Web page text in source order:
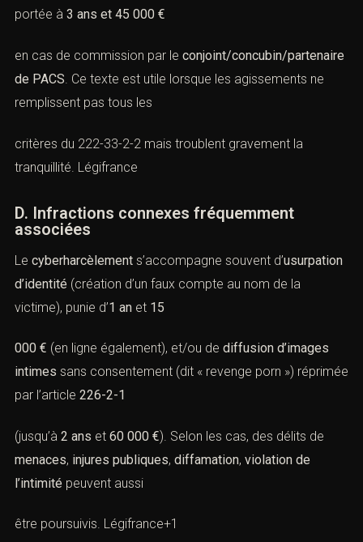
portée à 3 ans et 45 000 €
en cas de commission par le conjoint/concubin/partenaire
de PACS. Ce texte est utile lorsque les agissements ne
remplissent pas tous les
critères du 222-33-2-2 mais troublent gravement la
tranquillité. Légifrance
D. Infractions connexes fréquemment
associées
Le cyberharcèlement s’accompagne souvent d’usurpation
d’identité (création d’un faux compte au nom de la
victime), punie d’1 an et 15
000 € (en ligne également), et/ou de diffusion d’images
intimes sans consentement (dit « revenge porn ») réprimée
par l’article 226-2-1
(jusqu’à 2 ans et 60 000 €). Selon les cas, des délits de
menaces, injures publiques, diffamation, violation de
l’intimité peuvent aussi
être poursuivis. Légifrance+1